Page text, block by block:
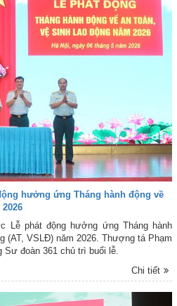
hưởng ứng Tháng hành động về
Lễ phát động hưởng ứng Tháng hành
(AT, VSLĐ) năm 2026. Thượng tá Phạm
Sư đoàn 361 chủ trì buổi lễ.
Chi tiết